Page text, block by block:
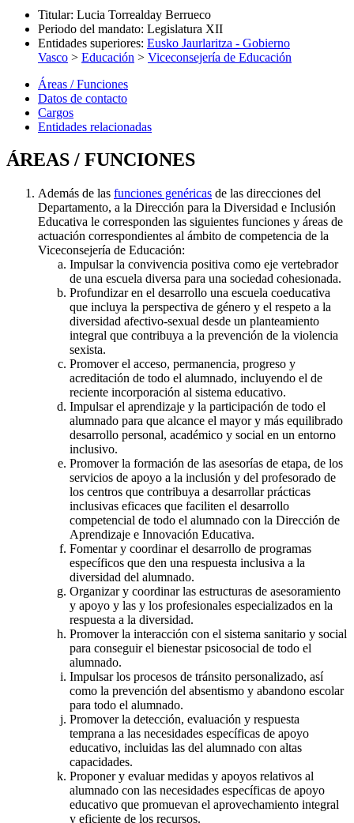
Titular: Lucia Torrealday Berrueco
Periodo del mandato: Legislatura XII
Entidades superiores: Eusko Jaurlaritza - Gobierno
Vasco > Educación > Viceconsejería de Educación
Áreas / Funciones
Datos de contacto
Cargos
Entidades relacionadas
ÁREAS / FUNCIONES
Además de las funciones genéricas de las direcciones del
Departamento, a la Dirección para la Diversidad e Inclusión
Educativa le corresponden las siguientes funciones y áreas de
actuación correspondientes al ámbito de competencia de la
Viceconsejería de Educación:
Impulsar la convivencia positiva como eje vertebrador
de una escuela diversa para una sociedad cohesionada.
Profundizar en el desarrollo una escuela coeducativa
que incluya la perspectiva de género y el respeto a la
diversidad afectivo-sexual desde un planteamiento
integral que contribuya a la prevención de la violencia
sexista.
Promover el acceso, permanencia, progreso y
acreditación de todo el alumnado, incluyendo el de
reciente incorporación al sistema educativo.
Impulsar el aprendizaje y la participación de todo el
alumnado para que alcance el mayor y más equilibrado
desarrollo personal, académico y social en un entorno
inclusivo.
Promover la formación de las asesorías de etapa, de los
servicios de apoyo a la inclusión y del profesorado de
los centros que contribuya a desarrollar prácticas
inclusivas eficaces que faciliten el desarrollo
competencial de todo el alumnado con la Dirección de
Aprendizaje e Innovación Educativa.
Fomentar y coordinar el desarrollo de programas
específicos que den una respuesta inclusiva a la
diversidad del alumnado.
Organizar y coordinar las estructuras de asesoramiento
y apoyo y las y los profesionales especializados en la
respuesta a la diversidad.
Promover la interacción con el sistema sanitario y social
para conseguir el bienestar psicosocial de todo el
alumnado.
Impulsar los procesos de tránsito personalizado, así
como la prevención del absentismo y abandono escolar
para todo el alumnado.
Promover la detección, evaluación y respuesta
temprana a las necesidades específicas de apoyo
educativo, incluidas las del alumnado con altas
capacidades.
Proponer y evaluar medidas y apoyos relativos al
alumnado con las necesidades específicas de apoyo
educativo que promuevan el aprovechamiento integral
y eficiente de los recursos.